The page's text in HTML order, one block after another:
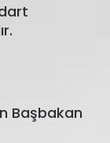
Başbakan